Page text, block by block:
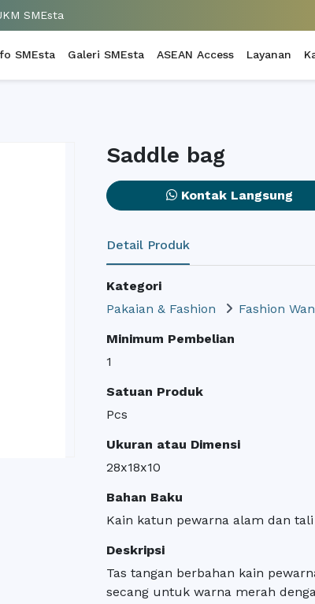
SMEsta
SMEsta Galeri SMEsta ASEAN Access Layanan
Saddle bag
Kontak Langsung
Detail Produk
Kategori
Pakaian & Fashion
Fashion
Minimum Pembelian
1
Satuan Produk
Pcs
Ukuran atau Dimensi
28x18x10
Bahan Baku
Kain katun pewarna alam dan
Deskripsi
Tas tangan berbahan kain
secang untuk warna merah